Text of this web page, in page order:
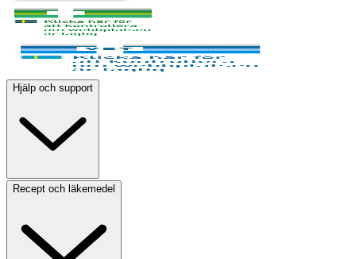
Hjälp och support
Recept och läkemedel